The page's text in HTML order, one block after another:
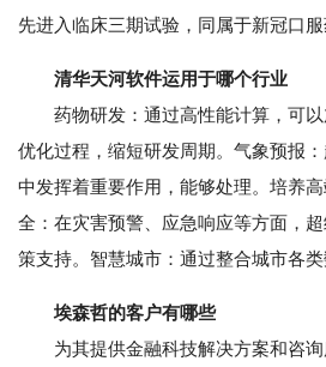
先进入临床三期试验，同属于新冠口服
清华天河软件运用于哪个行业
药物研发：通过高性能计算，可以
优化过程，缩短研发周期。气象预报
中发挥着重要作用，能够处理。培养
全：在灾害预警、应急响应等方面，
策支持。智慧城市：通过整合城市各类
埃森哲的客户有哪些
为其提供金融科技解决方案和咨询